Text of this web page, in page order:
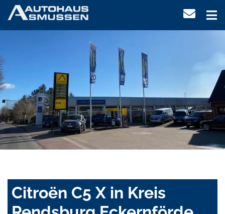
Citroën C5 X in Kreis